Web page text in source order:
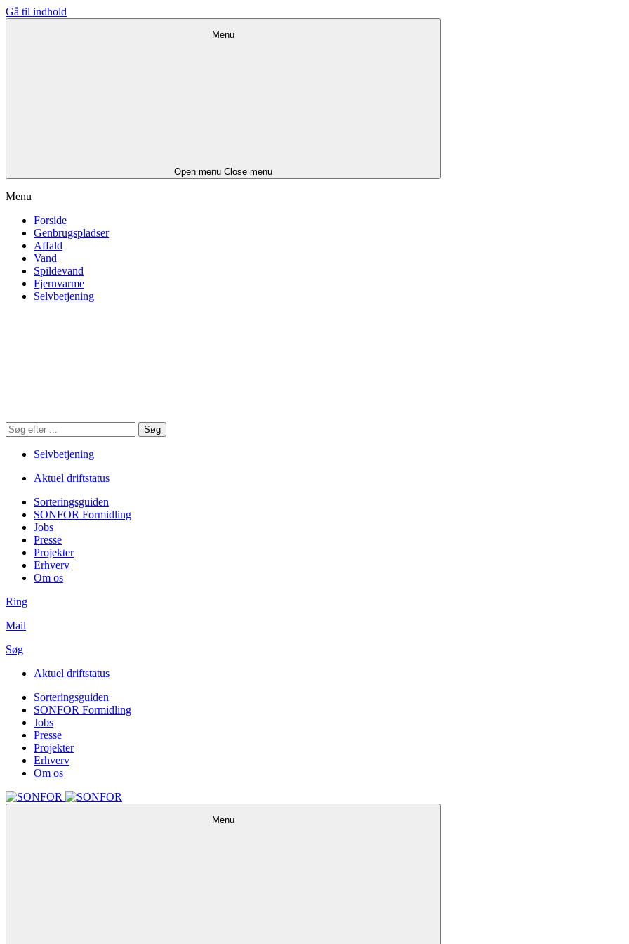
Gå til indhold
Menu
Open menu Close menu
Menu
Forside
Genbrugspladser
Affald
Vand
Spildevand
Fjernvarme
Selvbetjening
Søg
på
hjemmesiden
Søg
Selvbetjening
Aktuel driftstatus
Sorteringsguiden
SONFOR Formidling
Jobs
Presse
Projekter
Erhverv
Om os
Ring
Mail
Søg
Aktuel driftstatus
Sorteringsguiden
SONFOR Formidling
Jobs
Presse
Projekter
Erhverv
Om os
Menu